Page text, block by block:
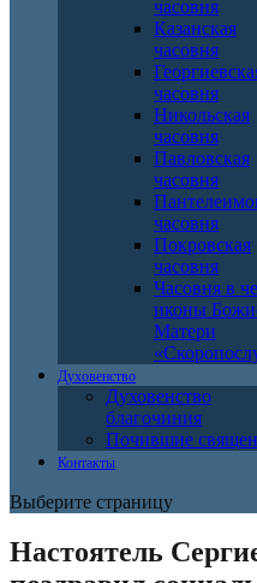
часовня
Казанская
часовня
часовня
Никольская
часовня
Павловская
часовня
часовня
Покровская
часовня
Часовня в
иконы
Матери
Духовенство
Духовенство
благочиния
Почившие
Контакты
Выберите страницу
Настоятель